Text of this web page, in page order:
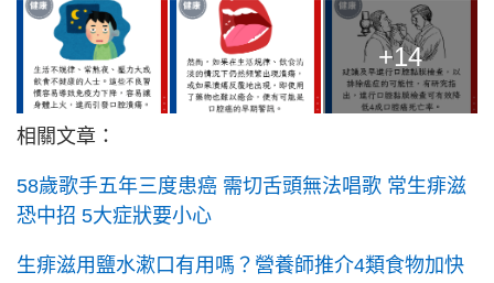
+14
相關文章：
58歲歌手五年三度患癌 需切舌頭無法唱歌 常生痱滋
恐中招 5大症狀要小心
生痱滋用鹽水漱口有用嗎？營養師推介4類食物加快